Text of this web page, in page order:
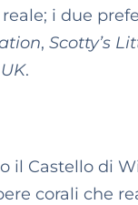
i due
, Scotty’s
.
il Castello di
corali che